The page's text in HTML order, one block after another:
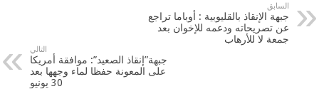
السابق
جبهة الإنقاذ بالقليوبية : أوباما تراجع
عن تصريحاته ودعمه للإخوان بعد
جمعة لا للأرهاب
التالي
جبهة”إنقاذ الصعيد”: موافقة أمريكا
على المعونة حفظا لماء وجهها بعد
30 يونيو